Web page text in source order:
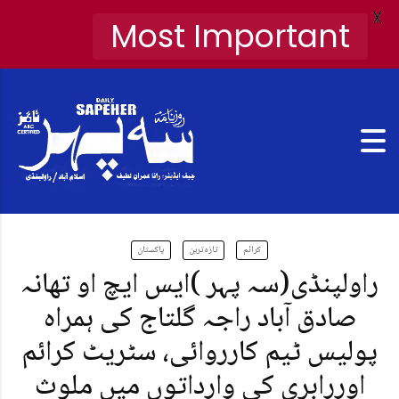
پاکستان تازہ ترین کرائم
راولپنڈی(سہ پہر )ایس ایچ او تھانہ
صادق آباد راجہ گلتاج کی ہمراہ
پولیس ٹیم کارروائی، سٹریٹ کرائم
اوررابری کی وارداتوں میں ملوث
Most Important X